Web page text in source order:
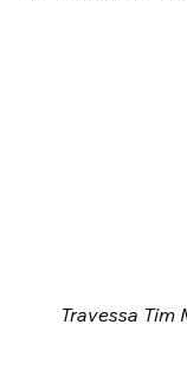
Travessa Tim